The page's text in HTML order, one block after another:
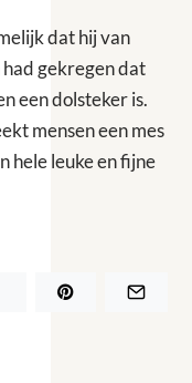
dat hij van
had gekregen dat
een dolsteker is.
mensen een mes
hele leuke en fijne